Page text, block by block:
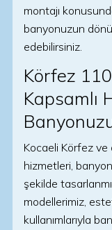
montajı
banyonuzun
edebilirsiniz.
Körfez
Kapsamlı
Kocaeli Körfez
hizmetleri,
şekilde
modellerimiz,
kullanımlarıyla